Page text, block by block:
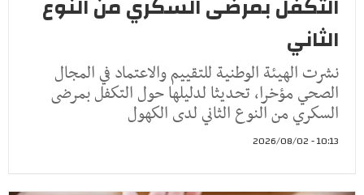
الثاني
نشرت الهيئة الوطنية للتقييم والاعتماد في المجال
الصحي مؤخرا، تحديثا لدليلها حول التكفل بمرضى
السكري من النوع الثاني لدى الكهول
10:13 - 2026/08/02